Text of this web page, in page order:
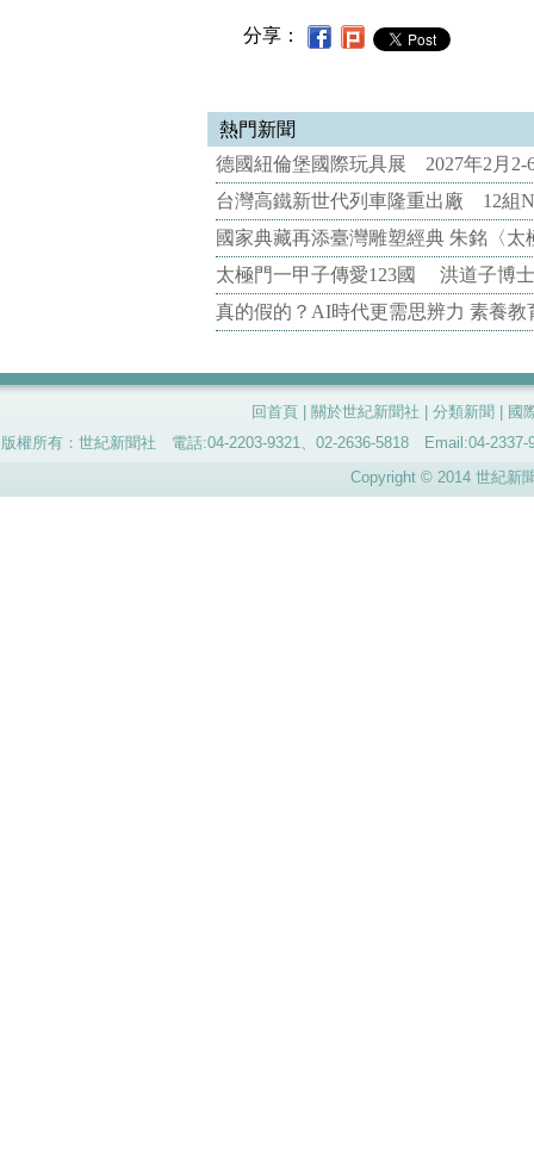
分享：
熱門新聞
德國紐倫堡國際玩具展 2027年2月2-
台灣高鐵新世代列車隆重出廠 12組
國家典藏再添臺灣雕塑經典 朱銘〈
太極門一甲子傳愛123國 洪道子博
真的假的？AI時代更需思辨力 素養
回首頁 關於世紀新聞社 分類新聞
國
版權所有：世紀新聞社 電話:04-2203-9321、02-2636-5818 Email:04-
Copyright © 2014 世紀新